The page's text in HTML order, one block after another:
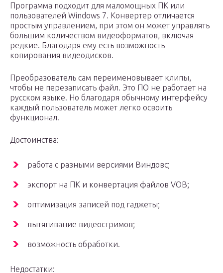
Программа подходит для маломощных ПК или
пользователей Windows 7. Конвертер отличается
простым управлением, при этом он может управлять
большим количеством видеоформатов, включая
редкие. Благодаря ему есть возможность
копирования видеодисков.
Преобразователь сам переименовывает клипы,
чтобы не перезаписать файл. Это ПО не работает на
русском языке. Но благодаря обычному интерфейсу
каждый пользователь может легко освоить
функционал.
Достоинства:
работа с разными версиями Виндовс;
экспорт на ПК и конвертация файлов VOB;
оптимизация записей под гаджеты;
вытягивание видеостримов;
возможность обработки.
Недостатки: